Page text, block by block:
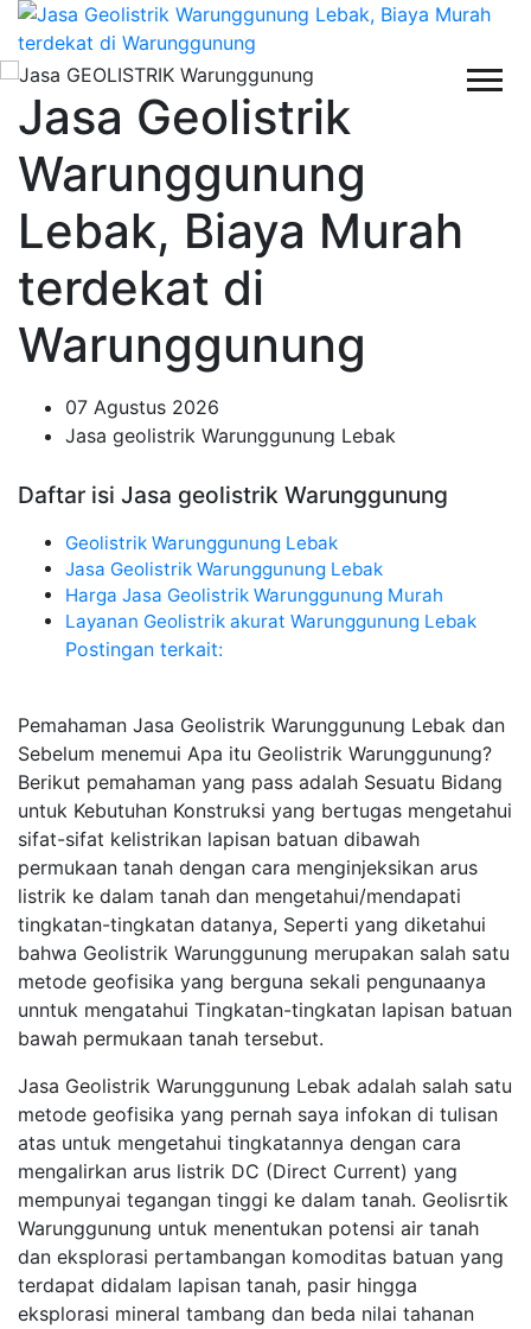
Jasa Geolistrik
Warunggunung
Lebak, Biaya Murah
terdekat di
Warunggunung
07 Agustus 2026
Jasa geolistrik Warunggunung Lebak
Daftar isi Jasa geolistrik Warunggunung
Geolistrik Warunggunung Lebak
Jasa Geolistrik Warunggunung Lebak
Harga Jasa Geolistrik Warunggunung Murah
Layanan Geolistrik akurat Warunggunung Lebak
Postingan terkait:
Pemahaman Jasa Geolistrik Warunggunung Lebak dan
Sebelum menemui Apa itu Geolistrik Warunggunung?
Berikut pemahaman yang pass adalah Sesuatu Bidang
untuk Kebutuhan Konstruksi yang bertugas mengetahui
sifat-sifat kelistrikan lapisan batuan dibawah
permukaan tanah dengan cara menginjeksikan arus
listrik ke dalam tanah dan mengetahui/mendapati
tingkatan-tingkatan datanya, Seperti yang diketahui
bahwa Geolistrik Warunggunung merupakan salah satu
metode geofisika yang berguna sekali pengunaanya
unntuk mengatahui Tingkatan-tingkatan lapisan batuan
bawah permukaan tanah tersebut.
Jasa Geolistrik Warunggunung Lebak adalah salah satu
metode geofisika yang pernah saya infokan di tulisan
atas untuk mengetahui tingkatannya dengan cara
mengalirkan arus listrik DC (Direct Current) yang
mempunyai tegangan tinggi ke dalam tanah. Geolisrtik
Warunggunung untuk menentukan potensi air tanah
dan eksplorasi pertambangan komoditas batuan yang
terdapat didalam lapisan tanah, pasir hingga
eksplorasi mineral tambang dan beda nilai tahanan